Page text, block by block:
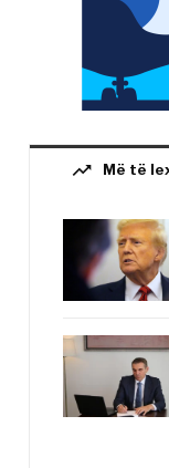
trending_up Më të